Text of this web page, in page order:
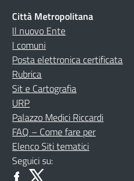
Città Metropolitana
Il nuovo Ente
I comuni
Posta elettronica certificata
Rubrica
Sit e Cartografia
URP
Palazzo Medici Riccardi
FAQ – Come fare per
Elenco Siti tematici
Seguici su: